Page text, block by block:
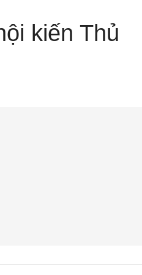
kiến Thủ